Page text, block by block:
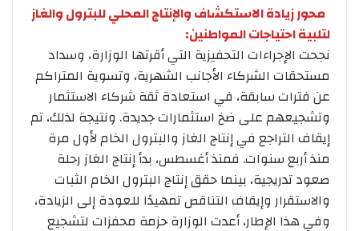
محور زيادة الاستكشاف والإنتاج المحلي للبترول والغاز
لتلبية احتياجات المواطنين:
نجحت الإجراءات التحفيزية التي أقرتها الوزارة، وسداد
مستحقات الشركاء الأجانب الشهرية، وتسوية المتراكم
عن فترات سابقة، في استعادة ثقة شركاء الاستثمار
وتشجيعهم على ضخ استثمارات جديدة. ونتيجة لذلك، تم
إيقاف التراجع في إنتاج الغاز والبترول الخام لأول مرة
منذ أربع سنوات. فمنذ أغسطس، بدأ إنتاج الغاز رحلة
صعود تدريجية، بينما حقق إنتاج البترول الخام الثبات
والاستقرار وإيقاف التناقص تمهيدًا للعودة إلى الزيادة،
وفي هذا الإطار، أعدت الوزارة حزمة محفزات لتشجيع